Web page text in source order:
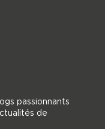
passionnants
de